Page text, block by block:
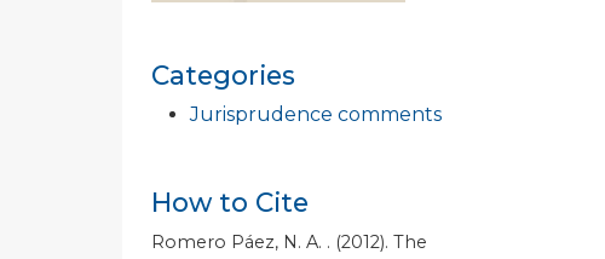
Categories
Jurisprudence comments
How to Cite
Romero Páez, N. A. . (2012). The